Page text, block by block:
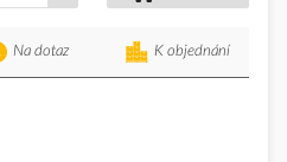
K objednání
Na dotaz